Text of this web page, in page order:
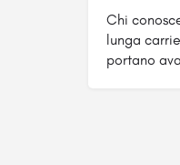
Chi
lunga
portano